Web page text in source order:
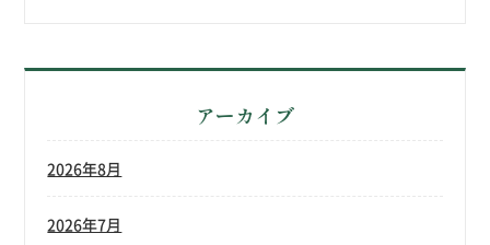
アーカイブ
2026年8月
2026年7月